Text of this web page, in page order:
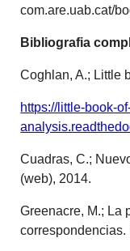
com.are.uab.cat/
Bibliografia
Coghlan, A.; Little
https://little-book-
Cuadras, C.;
(web), 2014.
Greenacre, M.; La